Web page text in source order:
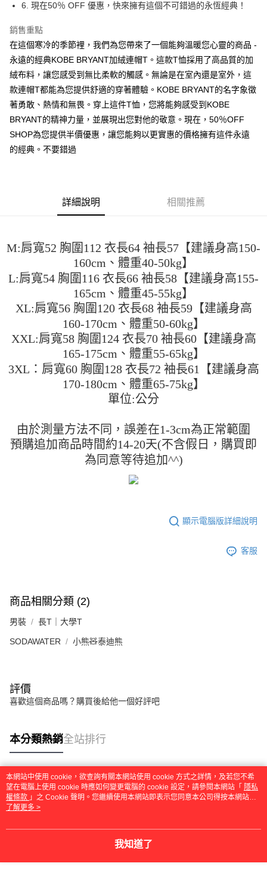
大哥付你分期
【大哥付你分期使用說明】
1.本服務由台灣大哥大提供，台灣大哥大用戶可立即使用無須另外申請。
2.付款方式選擇「大哥付你分期」，訂單成立後會自動跳轉到大哥付的交易
流程，驗證手機門號後，選擇欲分期的期數、繳款截止日，確認付款後即完
成交易。
3.實際核准額度、可分期數及費用金額請依後續交易確認頁面所載為準。
4.訂單成立30分鐘內，如未前往確認交易或遇審核未通過，訂單將自動取
法說明評估內容。
【繳款方式說明】
1.分期款項不併入電信帳單，「大哥付你分期」於每月結算日後寄送繳費提
醒簡訊。
1.本服務係由「台灣大哥大股份有限公司」（以下簡稱本公司）所提供，讓
2.基於同意付款使用「大哥付你分期」之契約關係目的，商店將以您的個人
資料（包含姓名、電話或地址）提供予台灣大哥大進項蒐集、處理及利用，
由本公司與您本人進行分期帳單所需資料之確認、核對及更正。
3.完整用戶服務條款，請詳閱以下連結： https://oppay.tw/userRule
AFTEE先享後付
相關說明
【關於「AFTEE先享後付」】
AFTEE先享後付是「在收到商品之後才付款」的支付方式。 讓您購物簡單
便利好安心！
１．簡單：不需註冊會員、不需綁卡、不需儲值。
２．便利：只要手機號碼，簡訊認證，即可結帳。
【「AFTEE先享後付」結帳流程】
ATM／網路銀行／等多元方式進行付款，方視為交易完成。
※ 請注意：結帳手續完成當下不需立刻繳費，但若您需要取消訂單，請聯絡
※ 交易是否成功請以「AFTEE先享後付 」之結帳頁面顯示為準，若有關於
是否繳費成功／繳費後需取消欲退款等相關疑問，請聯繫「AFTEE先享後付
https://netprotections.freshdesk.com/support/home
１．透過由恩沛科技股份有限公司提供之「AFTEE先享後付」服務完成之交
易，需依本服務之必要範圍內提供個人資料，並將交易相關給付款項請求債
權轉讓予恩沛科技股份有限公司。
２．關於個人資料處理事宜，請瀏覽以下網址：
https://aftee.tw/terms/#terms3
３．未成年的使用者請事先徵得法定代理人或監護人之同意方可使用
「AFTEE先享後付」，若未經同意申辦者引起之損失，本公司不負相關責
任。
４．使用「AFTEE先享後付」時，將依據個別帳號之用戶狀況，依本公司即
時審查核予不同之上限額度；若仍有額度不足之情形，本公司將視審查結果
恩沛科技股份有限公司將有權停止該用戶之使用額度並採取法律行動。
運送方式
全家取貨付款
每筆NT$45
付款 後7-11取貨
每筆NT$45，滿NT$499(含以上)免運費
宅配
每筆NT$70，滿NT$499(含以上)免運費
6. 現在50％ OFF 優惠，快來擁有這個不可錯過的永恆經典！
銷售重點
在這個寒冷的季節裡，我們為您帶來了一個能夠溫暖您心靈的商品 -
永遠的經典KOBE BRYANT加絨連帽T。這款T恤採用了高品質的加
絨布料，讓您感受到無比柔軟的觸感。無論是在室內還是室外，這
款連帽T都能為您提供舒適的穿著體驗。KOBE BRYANT的名字象徵
著勇敢、熱情和無畏。穿上這件T恤，您將能夠感受到KOBE
BRYANT的精神力量，並展現出您對他的敬意。現在，50％OFF
SHOP為您提供半價優惠，讓您能夠以更實惠的價格擁有這件永遠
的經典。不要錯過
詳細說明 相關推薦
M:肩寬52 胸圍112 衣長64 袖長57【建議身高150-
160cm、體重40-50kg】
L:肩寬54 胸圍116 衣長66 袖長58【建議身高155-
165cm、體重45-55kg】
XL:肩寬56 胸圍120 衣長68 袖長59【建議身高
160-170cm、體重50-60kg】
XXL:肩寬58 胸圍124 衣長70 袖長60【建議身高
165-175cm、體重55-65kg】
3XL：肩寬60 胸圍128 衣長72 袖長61【建議身高
170-180cm、體重65-75kg】
單位:公分
由於測量方法不同，誤差在1-3cm為正常範圍
預購追加商品時間約14-20天(不含假日，購買即
為同意等待追加^^)
顯示電腦版詳細說明
客服
商品相關分類 (2)
男裝 長T｜大學T
SODAWATER 小熊🧸泰迪熊
評價
喜歡這個商品嗎？購買後給他一個好評吧
本分類熱銷全站排行
熱門標籤
本網站中使用 cookie，欲查詢有關本網站使用 cookie 方式之詳情，及若您不希
望在電腦上使用 cookie 時應如何變更電腦的 cookie 設定，請參閱本網站「 隱私
權條款 」之 Cookie 聲明。您繼續使用本網站即表示您同意本公司得按本網站使
用條款之 Cookie 聲明使用 cookie。
了解更多 >
我知道了